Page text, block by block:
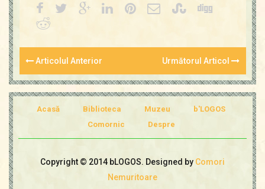
Articolul Anterior Următorul Articol
Acasă Biblioteca Muzeu
b'LOGOS
Comornic
Despre
Copyright © 2014 bLOGOS. Designed by Comori
Nemuritoare